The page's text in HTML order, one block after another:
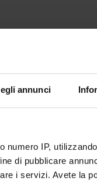
annunci
numero IP,
di pubblicare
i servizi. Avete la